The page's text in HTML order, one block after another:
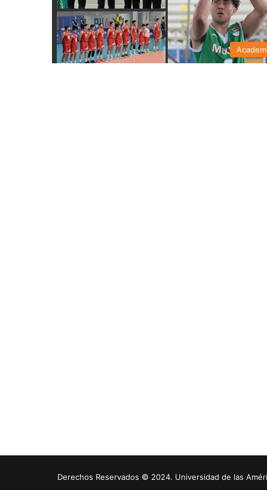
Derechos Reservados © 2024. Universidad de las